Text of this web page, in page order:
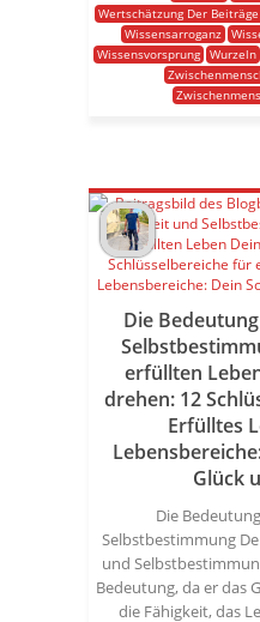
Wertschätzung Der
Wissensarroganz
Wissensvorsprung
Wurzeln
Die
erfüllten
drehen: 12
Erfülltes
Glück
Die
Selbstbestimmung
und
Bedeutung, da er das
die Fähigkeit, das